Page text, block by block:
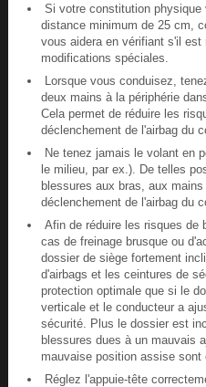
Si votre constitution physique
distance minimum de 25 cm,
vous aidera en vérifiant s'il est
modifications spéciales.
Lorsque vous conduisez,
deux mains à la périphérie
Cela permet de réduire les
déclenchement de l'airbag du
Ne tenez jamais le volant en
le milieu, par ex.). De telles
blessures aux bras, aux
déclenchement de l'airbag du
Afin de réduire les risques de
cas de freinage brusque ou
dossier de siège fortement
d'airbags et les ceintures de
protection optimale que si le
verticale et le conducteur a
sécurité. Plus le dossier est
blessures dues à un mauvais
mauvaise position assise sont
Réglez l'appuie-tête